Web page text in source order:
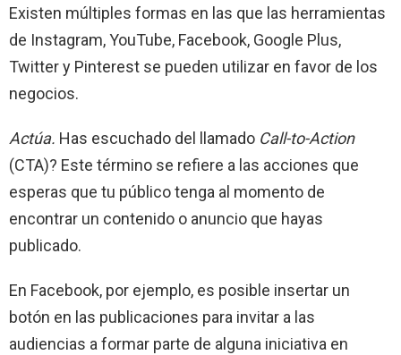
Existen múltiples formas en las que las herramientas
de Instagram, YouTube, Facebook, Google Plus,
Twitter y Pinterest se pueden utilizar en favor de los
negocios.
Actúa. Has escuchado del llamado Call-to-Action
(CTA)? Este término se refiere a las acciones que
esperas que tu público tenga al momento de
encontrar un contenido o anuncio que hayas
publicado.
En Facebook, por ejemplo, es posible insertar un
botón en las publicaciones para invitar a las
audiencias a formar parte de alguna iniciativa en